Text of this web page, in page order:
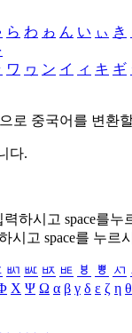
ら わ ゎ ん い ぃ き
ワ ヮ ン イ ィ キ ギ
로 중국어를 변환
다.
력하시고 space를누
시고 space를 누르
ㅴ ㅵ ㅶ ㅷ ㅸ ㅹ ㅺ
Χ Ψ Ω α β γ δ ε ζ η θ